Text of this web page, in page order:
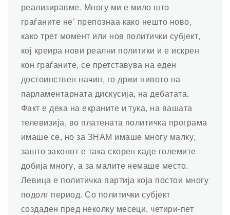
реализиравме. Многу ми е мило што
граѓаните не’ препознаа како нешто ново,
како трет момент или нов политички субјект,
кој креира нови реални политики и е искрен
кон граѓаните, се претставува на еден
достоинствен начин, го држи нивото на
парламентарната дискусија, на дебатата.
Факт е дека на екраните и тука, на вашата
телевизија, во платената политичка програма
имаше се, но за ЗНАМ имаше многу малку,
зашто законот е така скорен каде големите
добија многу, а за малите немаше место.
Левица е политичка партија која постои многу
подолг период. Со политички субјект
создаден пред неколку месеци, четири-пет